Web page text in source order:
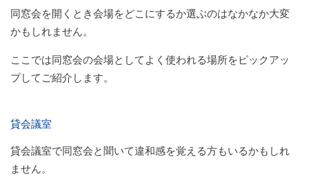
同窓会を開くとき会場をどこにするか選ぶのはなかなか大変
かもしれません。
ここでは同窓会の会場としてよく使われる場所をピックアッ
プしてご紹介します。
貸会議室
貸会議室で同窓会と聞いて違和感を覚える方もいるかもしれ
ません。